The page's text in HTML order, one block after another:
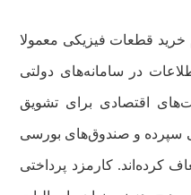
خرید قطعات فیزیکی معمولا
در سامانه‌های دولتی
اقتصادی برای تشویق
سپرده و صندوق‌های بورسی
کرده‌اند. کارمزد پرداختی